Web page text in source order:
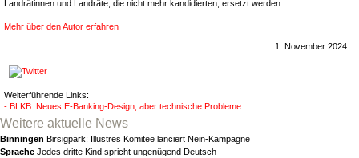
Landrätinnen und Landräte, die nicht mehr kandidierten, ersetzt werden.
Mehr über den Autor erfahren
1. November 2024
Weiterführende Links:
- BLKB: Neues E-Banking-Design, aber technische Probleme
Weitere aktuelle News
Binningen Birsigpark: Illustres Komitee lanciert Nein-Kampagne
Sprache Jedes dritte Kind spricht ungenügend Deutsch